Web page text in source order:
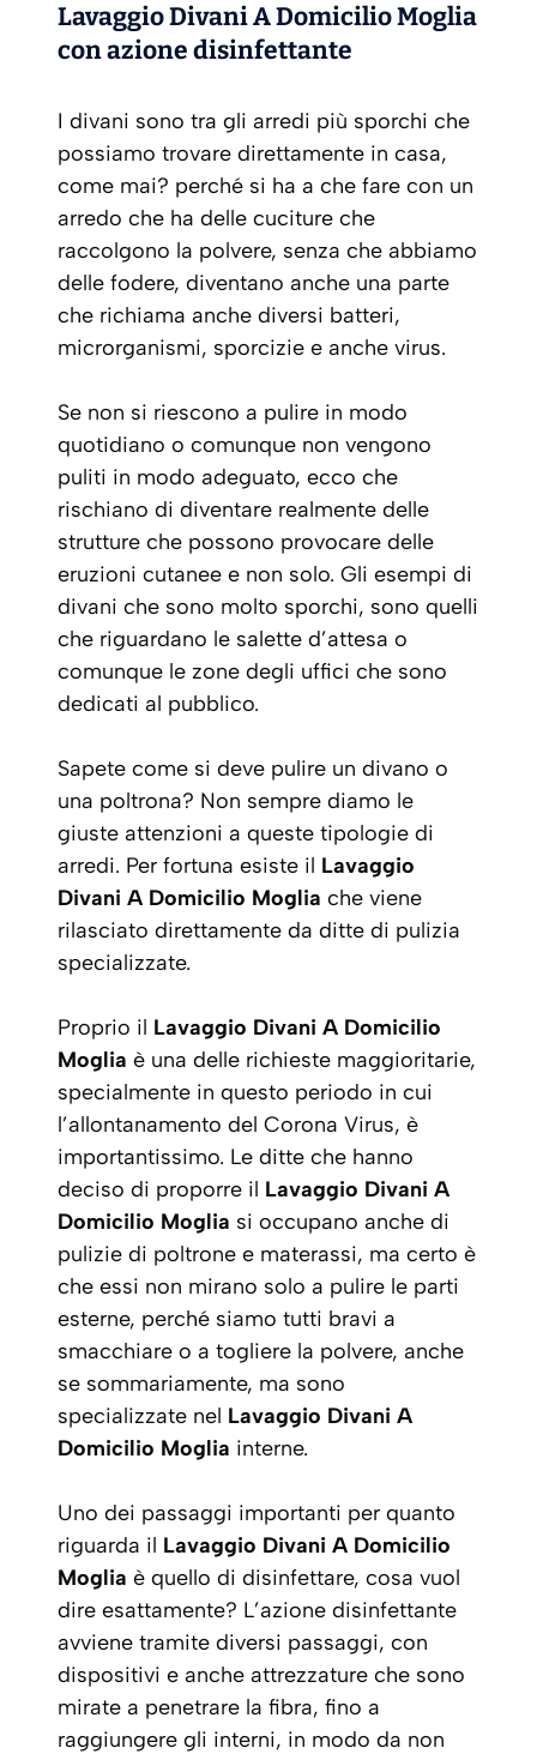
Lavaggio Divani A Domicilio Moglia
con azione disinfettante
I divani sono tra gli arredi più sporchi che
possiamo trovare direttamente in casa,
come mai? perché si ha a che fare con un
arredo che ha delle cuciture che
raccolgono la polvere, senza che abbiamo
delle fodere, diventano anche una parte
che richiama anche diversi batteri,
microrganismi, sporcizie e anche virus.
Se non si riescono a pulire in modo
quotidiano o comunque non vengono
puliti in modo adeguato, ecco che
rischiano di diventare realmente delle
strutture che possono provocare delle
eruzioni cutanee e non solo. Gli esempi di
divani che sono molto sporchi, sono quelli
che riguardano le salette d’attesa o
comunque le zone degli uffici che sono
dedicati al pubblico.
Sapete come si deve pulire un divano o
una poltrona? Non sempre diamo le
giuste attenzioni a queste tipologie di
arredi. Per fortuna esiste il Lavaggio
Divani A Domicilio Moglia che viene
rilasciato direttamente da ditte di pulizia
specializzate.
Proprio il Lavaggio Divani A Domicilio
Moglia è una delle richieste maggioritarie,
specialmente in questo periodo in cui
l’allontanamento del Corona Virus, è
importantissimo. Le ditte che hanno
deciso di proporre il Lavaggio Divani A
Domicilio Moglia si occupano anche di
pulizie di poltrone e materassi, ma certo è
che essi non mirano solo a pulire le parti
esterne, perché siamo tutti bravi a
smacchiare o a togliere la polvere, anche
se sommariamente, ma sono
specializzate nel Lavaggio Divani A
Domicilio Moglia interne.
Uno dei passaggi importanti per quanto
riguarda il Lavaggio Divani A Domicilio
Moglia è quello di disinfettare, cosa vuol
dire esattamente? L’azione disinfettante
avviene tramite diversi passaggi, con
dispositivi e anche attrezzature che sono
mirate a penetrare la fibra, fino a
raggiungere gli interni, in modo da non